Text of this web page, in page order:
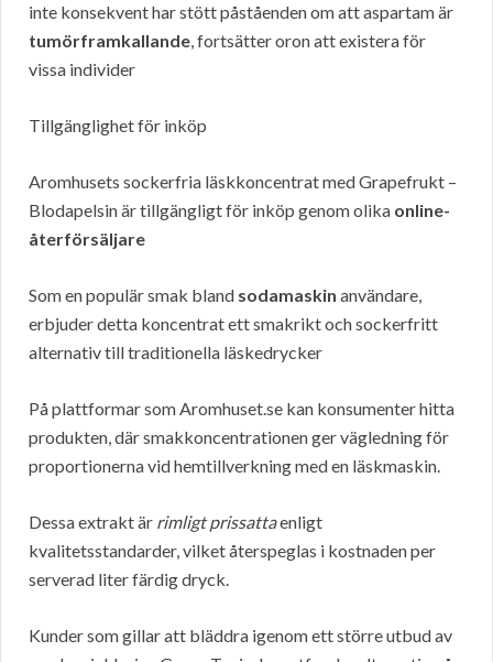
inte konsekvent har stött påståenden om att aspartam är
tumörframkallande, fortsätter oron att existera för
vissa individer
Tillgänglighet för inköp
Aromhusets sockerfria läskkoncentrat med Grapefrukt –
Blodapelsin är tillgängligt för inköp genom olika online-
återförsäljare
Som en populär smak bland sodamaskin användare,
erbjuder detta koncentrat ett smakrikt och sockerfritt
alternativ till traditionella läskedrycker
På plattformar som Aromhuset.se kan konsumenter hitta
produkten, där smakkoncentrationen ger vägledning för
proportionerna vid hemtillverkning med en läskmaskin.
Dessa extrakt är rimligt prissattaenligt
kvalitetsstandarder, vilket återspeglas i kostnaden per
serverad liter färdig dryck.
Kunder som gillar att bläddra igenom ett större utbud av